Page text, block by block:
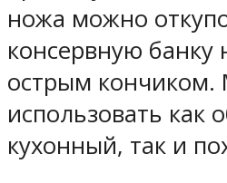
ножа можно
консервную банку
острым
использовать как
кухонный, так и